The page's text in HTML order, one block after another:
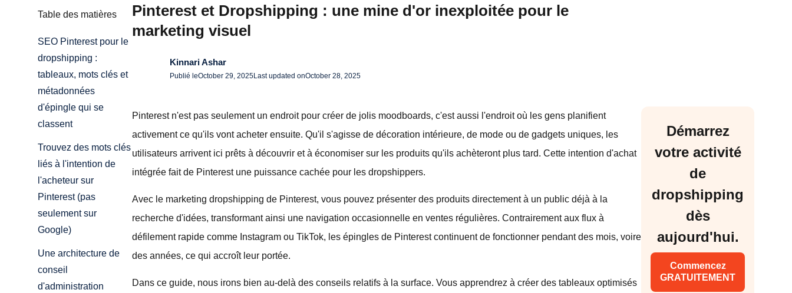
Table des matières
SEO Pinterest pour le
dropshipping :
tableaux, mots clés et
métadonnées
d'épingle qui se
classent
Trouvez des mots clés
liés à l'intention de
l'acheteur sur
Pinterest (pas
seulement sur
Google)
Une architecture de
conseil
d'administration
Pinterest et Dropshipping : une mine d'or inexploitée pour le
marketing visuel
Kinnari Ashar
Publié leOctober 29, 2025Last updated onOctober 28, 2025
Pinterest n'est pas seulement un endroit pour créer de jolis moodboards, c'est aussi l'endroit où les gens planifient
activement ce qu'ils vont acheter ensuite. Qu'il s'agisse de décoration intérieure, de mode ou de gadgets uniques, les
utilisateurs arrivent ici prêts à découvrir et à économiser sur les produits qu'ils achèteront plus tard. Cette intention d'achat
intégrée fait de Pinterest une puissance cachée pour les dropshippers.
Avec le marketing dropshipping de Pinterest, vous pouvez présenter des produits directement à un public déjà à la
recherche d'idées, transformant ainsi une navigation occasionnelle en ventes régulières. Contrairement aux flux à
défilement rapide comme Instagram ou TikTok, les épingles de Pinterest continuent de fonctionner pendant des mois, voire
des années, ce qui accroît leur portée.
Dans ce guide, nous irons bien au-delà des conseils relatifs à la surface. Vous apprendrez à créer des tableaux optimisés
Démarrez
votre activité
de
dropshipping
dès
aujourd'hui.
Commencez
GRATUITEMENT